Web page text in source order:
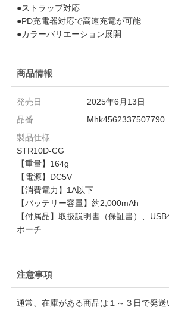
●ストラップ対応
●PD充電器対応で高速充電が可能
●カラーバリエーション展開
商品情報
発売日
2025年6月13日
品番
Mhk4562337507790
製品仕様
STR10D-CG
【重量】164g
【電源】DC5V
【消費電力】1A以下
【バッテリー容量】約2,000mAh
【付属品】取扱説明書（保証書）、
ポーチ
注意事項
通常、在庫がある商品は１～３日で発送